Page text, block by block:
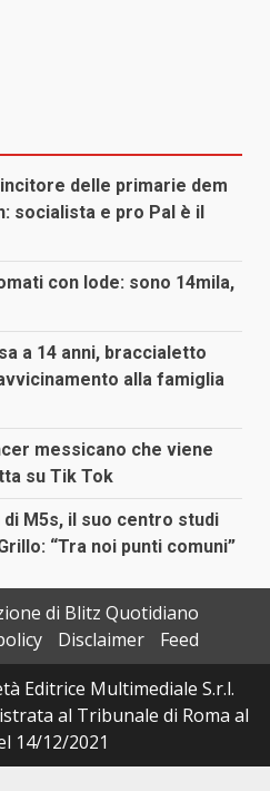
delle primarie dem
socialista e pro Pal è il
con lode: sono 14mila,
a 14 anni, braccialetto
alla famiglia
messicano che viene
su Tik Tok
M5s, il suo centro studi
“Tra noi punti comuni”
di Blitz Quotidiano
Disclaimer
Feed
Editrice Multimediale S.r.l.
al Tribunale di Roma al
14/12/2021